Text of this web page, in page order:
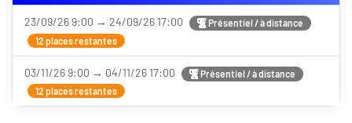
23/09/26 9:00 → 24/09/26 17:00
Présentiel / à distance
12 places restantes
03/11/26 9:00 → 04/11/26 17:00
Présentiel / à distance
12 places restantes